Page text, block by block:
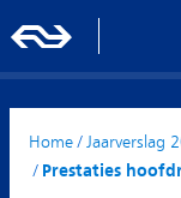
Home/ Jaarverslag
/ Prestaties